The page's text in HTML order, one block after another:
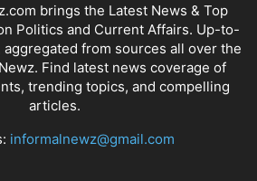
brings the Latest News & Top
Politics and Current Affairs. Up-to-
from sources all over the
Find latest news coverage of
trending topics, and compelling
articles.
informalnewz@gmail.com